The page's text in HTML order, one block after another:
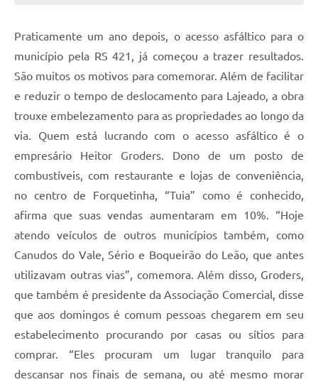
Praticamente um ano depois, o acesso asfáltico para o
município pela RS 421, já começou a trazer resultados.
São muitos os motivos para comemorar. Além de facilitar
e reduzir o tempo de deslocamento para Lajeado, a obra
trouxe embelezamento para as propriedades ao longo da
via. Quem está lucrando com o acesso asfáltico é o
empresário Heitor Groders. Dono de um posto de
combustíveis, com restaurante e lojas de conveniência,
no centro de Forquetinha, “Tuia” como é conhecido,
afirma que suas vendas aumentaram em 10%. “Hoje
atendo veículos de outros municípios também, como
Canudos do Vale, Sério e Boqueirão do Leão, que antes
utilizavam outras vias”, comemora. Além disso, Groders,
que também é presidente da Associação Comercial, disse
que aos domingos é comum pessoas chegarem em seu
estabelecimento procurando por casas ou sítios para
comprar. “Eles procuram um lugar tranquilo para
descansar nos finais de semana, ou até mesmo morar